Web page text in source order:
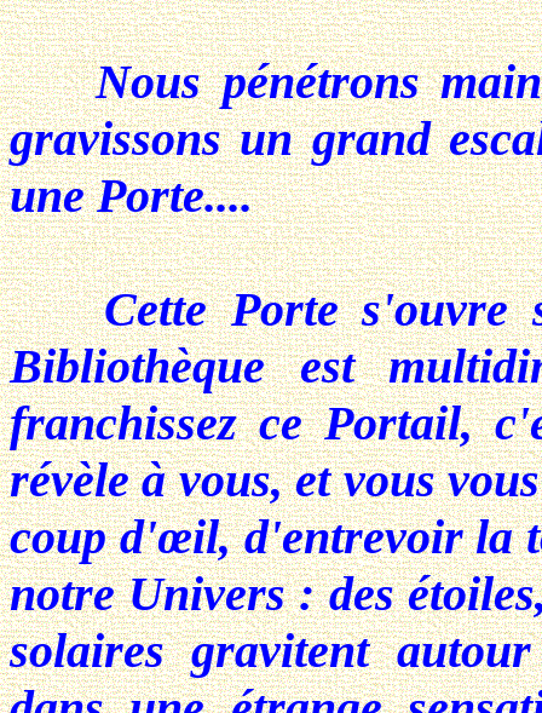
Nous pénétrons
gravissons un grand
une Porte....
Cette Porte s'ouvre
Bibliothèque est
franchissez ce Portail,
révèle à vous, et vous
coup d'œil, d'entrevoir la
notre Univers : des
solaires gravitent